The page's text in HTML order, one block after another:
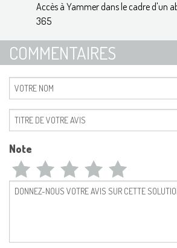
Accès à Yammer dans le cadre d'un
365
COMMENTAIRES
Note